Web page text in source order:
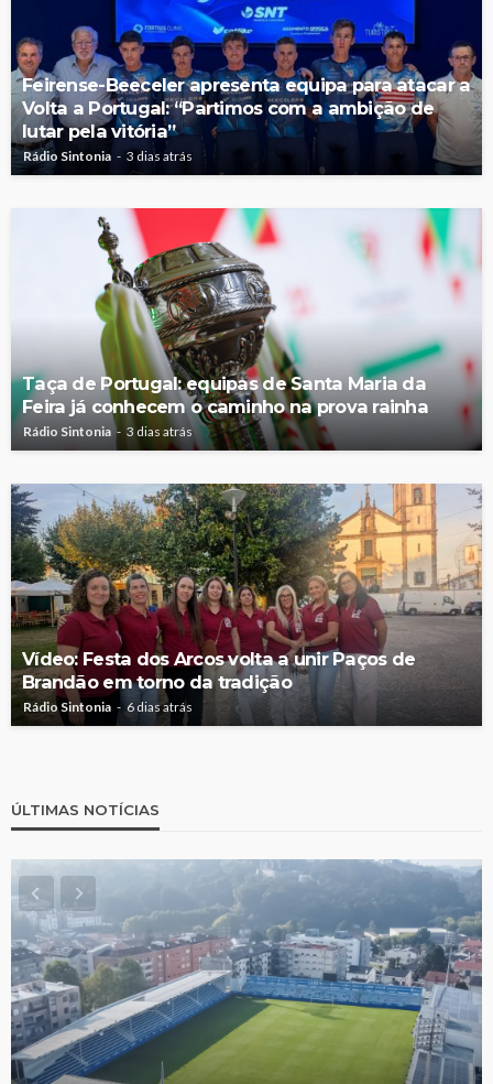
Feirense-Beeceler apresenta equipa para atacar a
Volta a Portugal: “Partimos com a ambição de
lutar pela vitória”
Rádio Sintonia 3 dias atrás
Taça de Portugal: equipas de Santa Maria da
Feira já conhecem o caminho na prova rainha
Rádio Sintonia 3 dias atrás
Vídeo: Festa dos Arcos volta a unir Paços de
Brandão em torno da tradição
Rádio Sintonia 6 dias atrás
ÚLTIMAS NOTÍCIAS